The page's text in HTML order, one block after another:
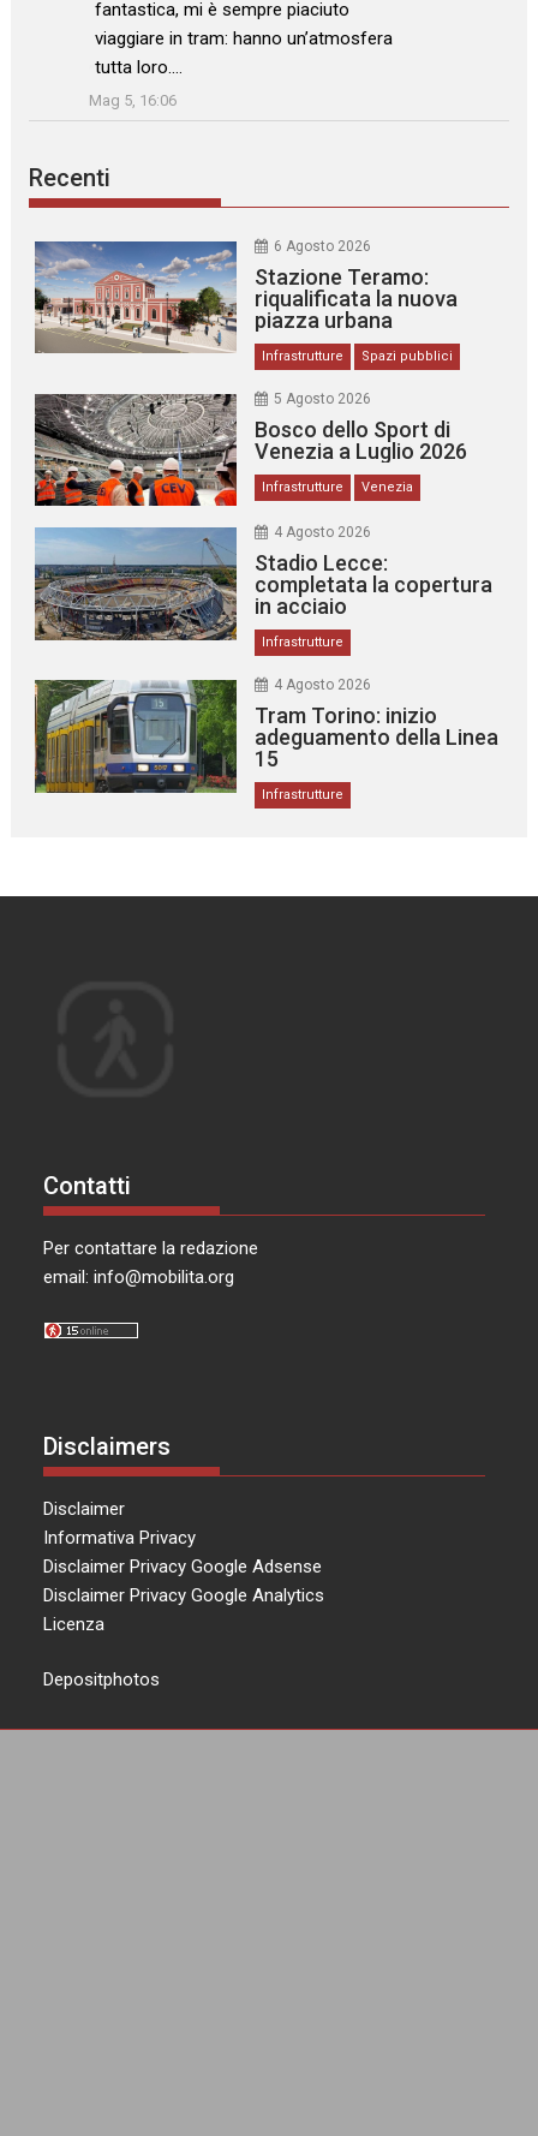
fantastica, mi è sempre piaciuto
viaggiare in tram: hanno un’atmosfera
tutta loro.…
”
Mag 5, 16:06
Recenti
6 Agosto 2026
Stazione Teramo:
riqualificata la nuova
piazza urbana
Infrastrutture Spazi pubblici
5 Agosto 2026
Bosco dello Sport di
Venezia a Luglio 2026
Infrastrutture Venezia
4 Agosto 2026
Stadio Lecce:
completata la copertura
in acciaio
Infrastrutture
4 Agosto 2026
Tram Torino: inizio
adeguamento della Linea
15
Infrastrutture
Contatti
Per contattare la redazione
email:info@mobilita.org
Disclaimers
Disclaimer
Informativa Privacy
Disclaimer Privacy Google Adsense
Disclaimer Privacy Google Analytics
Licenza
Depositphotos